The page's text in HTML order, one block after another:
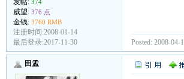
发帖: 374
威望: 376 点
金钱: 3760 RMB
注册时间:2008-01-14
最后登录:2017-11-30
Posted: 2008-04-
田孟